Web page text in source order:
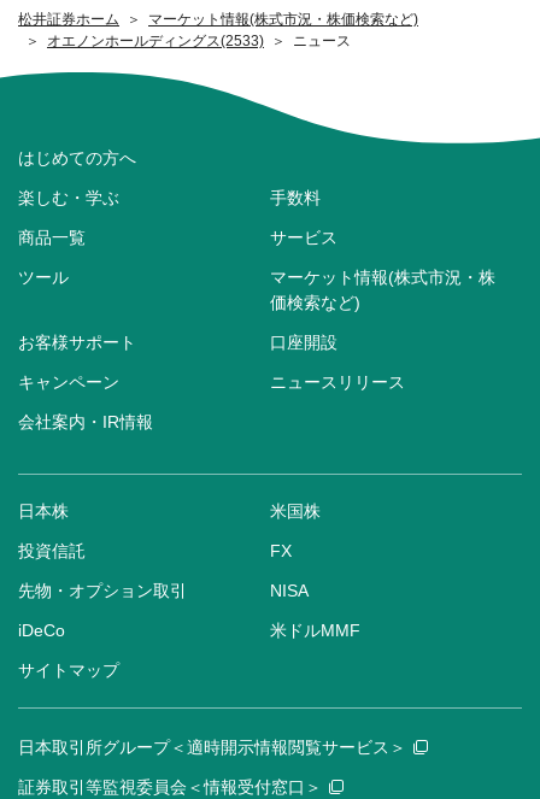
松井証券ホーム
マーケット情報(株式市況・株価検索など)
オエノンホールディングス(2533)
ニュース
はじめての方へ
楽しむ・学ぶ 手数料
商品一覧 サービス
ツール
マーケット情報(株式市況・株
価検索など)
お客様サポート 口座開設
キャンペーン ニュースリリース
会社案内・IR情報
日本株 米国株
投資信託 FX
先物・オプション取引 NISA
iDeCo 米ドルMMF
サイトマップ
日本取引所グループ＜適時開示情報閲覧サービス＞
証券取引等監視委員会＜情報受付窓口＞